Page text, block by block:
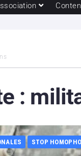
:
STOP